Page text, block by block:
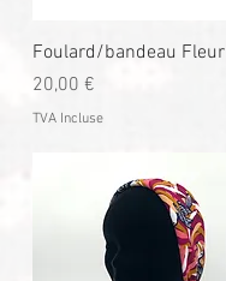
Aperçu rapide
Foulard/bandeau Fleur
Prix
20,00 €
TVA Incluse